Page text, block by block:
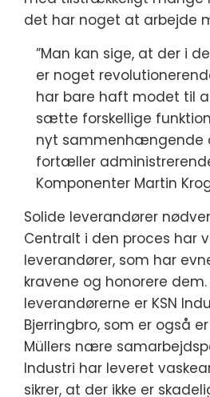
det har noget at arbejde
”Man kan sige, at der i
er noget
har bare haft modet til
sætte forskellige
nyt sammenhængende
fortæller
Komponenter Martin
Solide leverandører
Centralt i den proces har
leverandører, som har
kravene og honorere dem.
leverandørerne er KSN
Bjerringbro, som er også
Müllers nære
Industri har leveret
sikrer, at der ikke er